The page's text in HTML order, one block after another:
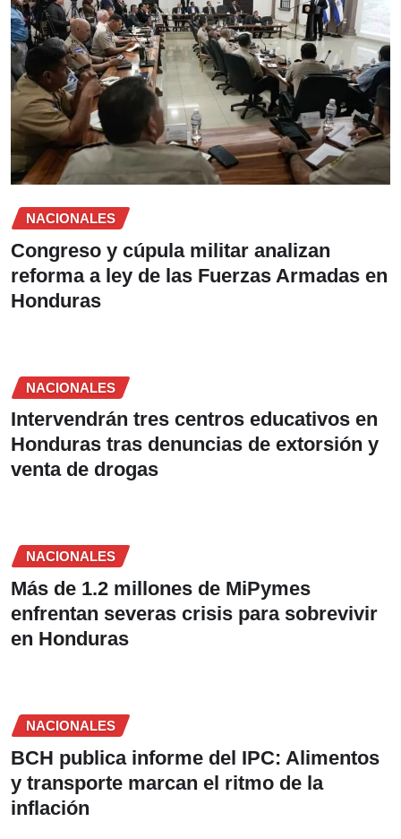
NACIONALES
Congreso y cúpula militar analizan
reforma a ley de las Fuerzas Armadas en
Honduras
NACIONALES
Intervendrán tres centros educativos en
Honduras tras denuncias de extorsión y
venta de drogas
NACIONALES
Más de 1.2 millones de MiPymes
enfrentan severas crisis para sobrevivir
en Honduras
NACIONALES
BCH publica informe del IPC: Alimentos
y transporte marcan el ritmo de la
inflación